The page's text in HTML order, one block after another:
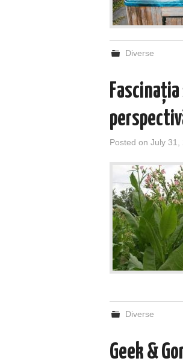
Diverse
Posted on July 31,
Diverse
Geek &